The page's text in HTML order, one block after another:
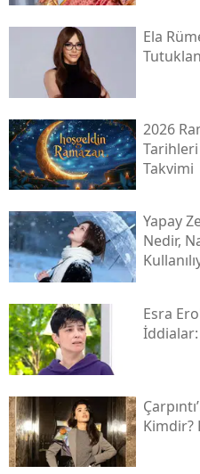
Ela
2026
Takvimi
Yapay
Nedir,
Esra
Kimdir?